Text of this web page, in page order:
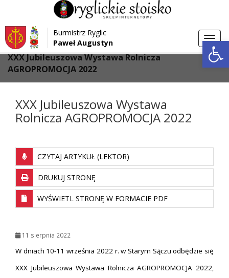
Przejdź do menu
Przejdź do głównej treści strony
Przejdź do stopki strony
Burmistrz Ryglic
Paweł Augustyn
Strona główna > Aktualności
XXX Jubileuszowa Wystawa Rolnicza
AGROPROMOCJA 2022
XXX Jubileuszowa Wystawa
Rolnicza AGROPROMOCJA 2022
CZYTAJ ARTYKUŁ (LEKTOR)
DRUKUJ STRONĘ
WYŚWIETL STRONĘ W FORMACIE PDF
11 sierpnia 2022
W dniach 10-11 września 2022 r. w Starym Sączu odbędzie się
XXX Jubileuszowa Wystawa Rolnicza AGROPROMOCJA 2022,